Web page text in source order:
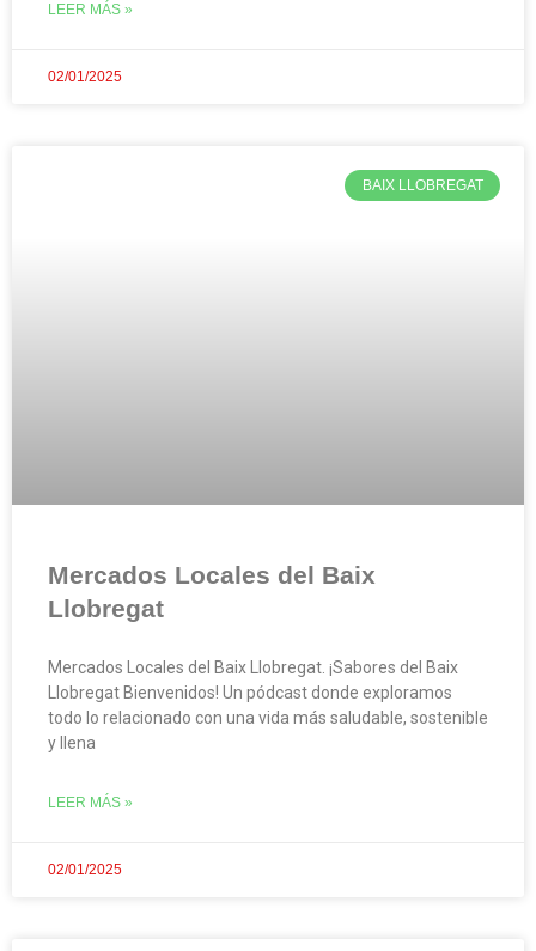
LEER MÁS »
02/01/2025
BAIX LLOBREGAT
Mercados Locales del Baix
Llobregat
Mercados Locales del Baix Llobregat. ¡Sabores del Baix
Llobregat Bienvenidos! Un pódcast donde exploramos
todo lo relacionado con una vida más saludable, sostenible
y llena
LEER MÁS »
02/01/2025